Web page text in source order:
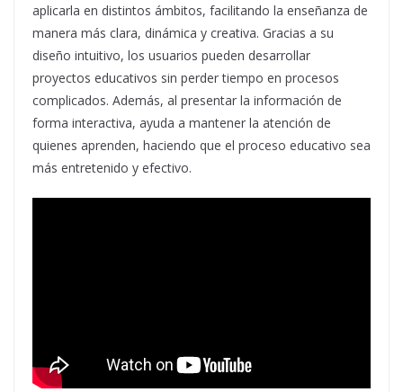
aplicarla en distintos ámbitos, facilitando la enseñanza de
manera más clara, dinámica y creativa. Gracias a su
diseño intuitivo, los usuarios pueden desarrollar
proyectos educativos sin perder tiempo en procesos
complicados. Además, al presentar la información de
forma interactiva, ayuda a mantener la atención de
quienes aprenden, haciendo que el proceso educativo sea
más entretenido y efectivo.